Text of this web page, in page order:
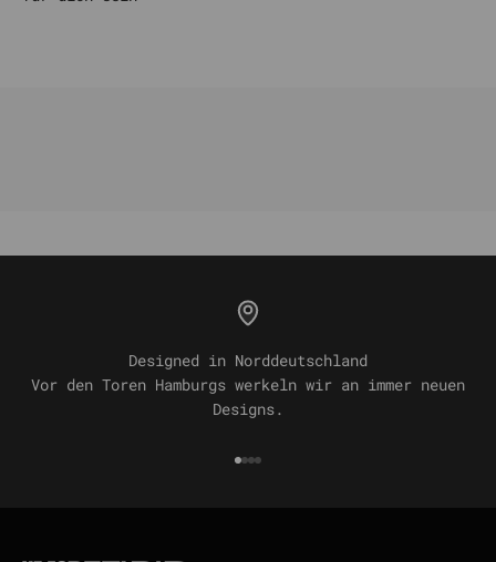
Designed in Norddeutschland
Vor den Toren Hamburgs werkeln wir an immer neuen
Designs.
Gehe zu Element 1
Gehe zu Element 2
Gehe zu Element 3
Gehe zu Element 4